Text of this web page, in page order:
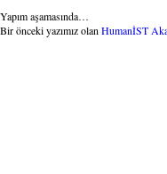
Yapım aşamasında…
Bir önceki yazımız olan HumanİST